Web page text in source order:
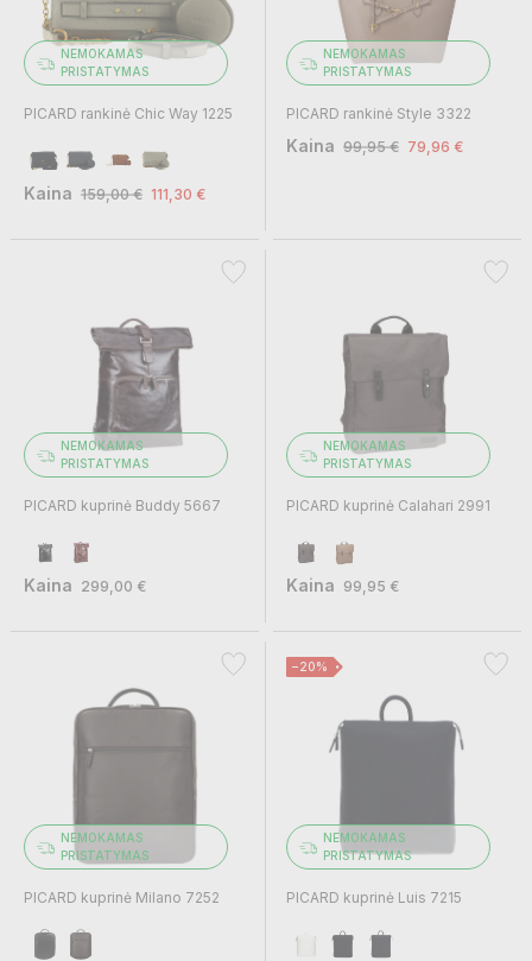
NEMOKAMAS
PRISTATYMAS
PICARD rankinė Chic Way 1225
Kaina 159,00 € 111,30 €
NEMOKAMAS
PRISTATYMAS
PICARD rankinė Style 3322
Kaina 99,95 € 79,96 €
NEMOKAMAS
PRISTATYMAS
PICARD kuprinė Buddy 5667
Kaina 299,00 €
NEMOKAMAS
PRISTATYMAS
PICARD kuprinė Calahari 2991
Kaina 99,95 €
NEMOKAMAS
PRISTATYMAS
PICARD kuprinė Milano 7252
−20%
NEMOKAMAS
PRISTATYMAS
PICARD kuprinė Luis 7215